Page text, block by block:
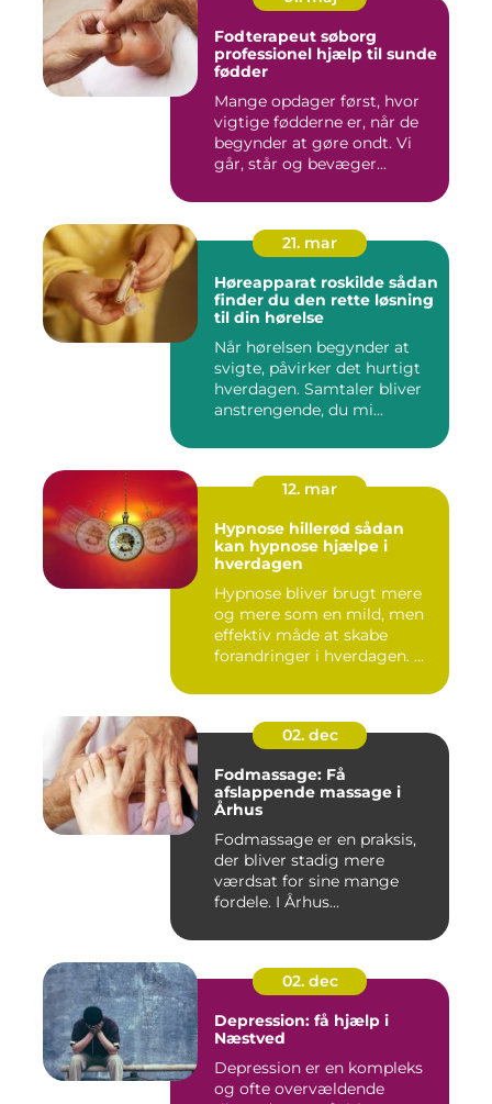
Fodterapeut søborg
professionel hjælp til sunde
fødder
Mange opdager først, hvor
vigtige fødderne er, når de
begynder at gøre ondt. Vi
går, står og bevæger...
21. mar
Høreapparat roskilde sådan
finder du den rette løsning
til din hørelse
Når hørelsen begynder at
svigte, påvirker det hurtigt
hverdagen. Samtaler bliver
anstrengende, du mi...
12. mar
Hypnose hillerød sådan
kan hypnose hjælpe i
hverdagen
Hypnose bliver brugt mere
og mere som en mild, men
effektiv måde at skabe
forandringer i hverdagen. ...
02. dec
Fodmassage: Få
afslappende massage i
Århus
Fodmassage er en praksis,
der bliver stadig mere
værdsat for sine mange
fordele. I Århus...
02. dec
Depression: få hjælp i
Næstved
Depression er en kompleks
og ofte overvældende